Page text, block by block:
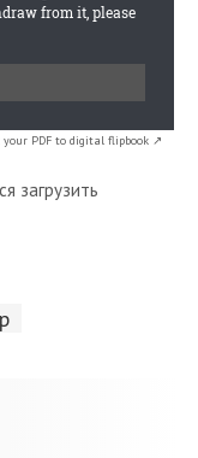
your PDF to digital flipbook ↗
загрузить